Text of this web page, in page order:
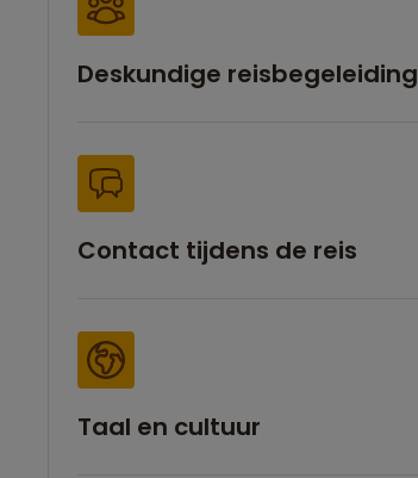
Deskundige reisbegeleiding
Contact tijdens de reis
Taal en cultuur